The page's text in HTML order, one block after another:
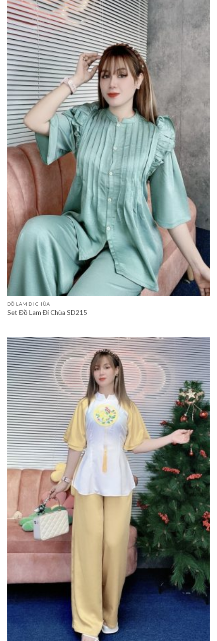
ĐỒ LAM ĐI CHÙA
Set Đồ Lam Đi Chùa SD215